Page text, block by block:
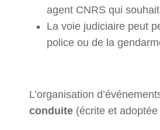
agent CNRS qui
La voie judiciaire peut
police ou de la
L’organisation
conduite (écrite et